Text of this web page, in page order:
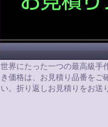
世界にたった一つの最高級手
き価格は、お見積り品番をご
い。折り返しお見積りをお送